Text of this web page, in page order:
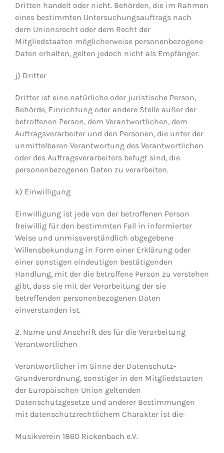
Dritten handelt oder nicht. Behörden, die im Rahmen
eines bestimmten Untersuchungsauftrags nach
dem Unionsrecht oder dem Recht der
Mitgliedstaaten möglicherweise personenbezogene
Daten erhalten, gelten jedoch nicht als Empfänger.
j) Dritter
Dritter ist eine natürliche oder juristische Person,
Behörde, Einrichtung oder andere Stelle außer der
betroffenen Person, dem Verantwortlichen, dem
Auftragsverarbeiter und den Personen, die unter der
unmittelbaren Verantwortung des Verantwortlichen
oder des Auftragsverarbeiters befugt sind, die
personenbezogenen Daten zu verarbeiten.
k) Einwilligung
Einwilligung ist jede von der betroffenen Person
freiwillig für den bestimmten Fall in informierter
Weise und unmissverständlich abgegebene
Willensbekundung in Form einer Erklärung oder
einer sonstigen eindeutigen bestätigenden
Handlung, mit der die betroffene Person zu verstehen
gibt, dass sie mit der Verarbeitung der sie
betreffenden personenbezogenen Daten
einverstanden ist.
2. Name und Anschrift des für die Verarbeitung
Verantwortlichen
Verantwortlicher im Sinne der Datenschutz-
Grundverordnung, sonstiger in den Mitgliedstaaten
der Europäischen Union geltenden
Datenschutzgesetze und anderer Bestimmungen
mit datenschutzrechtlichem Charakter ist die:
Musikverein 1860 Rickenbach e.V.